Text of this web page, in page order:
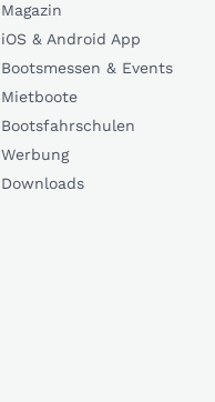
Magazin
iOS & Android App
Bootsmessen & Events
Mietboote
Bootsfahrschulen
Werbung
Downloads